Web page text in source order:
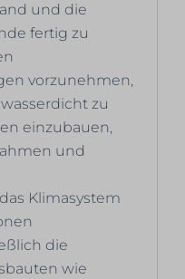
und die
fertig zu
vorzunehmen,
zu
einzubauen,
und
Klimasystem
die
wie